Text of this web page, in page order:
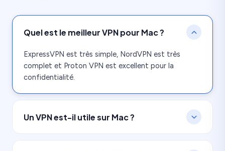
Quel est le meilleur VPN pour Mac ?
ExpressVPN est très simple, NordVPN est très
complet et Proton VPN est excellent pour la
confidentialité.
Un VPN est-il utile sur Mac ?
Oui, surtout sur Wi-Fi public, en voyage ou pour